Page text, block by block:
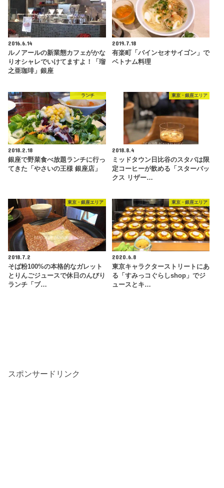
2016.6.14
ルノアールの新業態カフェがかな
りオシャレでいけてますよ！「瑠
之亜珈琲」銀座
2019.7.18
有楽町「バインセオサイゴン」で
ベトナム料理
ランチ
2018.2.18
銀座で野菜食べ放題ランチに行っ
てきた「やさいの王様 銀座店」
東京・銀座エリア
2018.8.4
ミッドタウン日比谷のスタバは限
定コーヒーが飲める「スターバッ
クス リザー…
東京・銀座エリア
2018.7.2
そば粉100%の本格的なガレット
とりんごジュースで休日のんびり
ランチ「ブ…
東京・銀座エリア
2020.6.8
東京キャラクターストリートにあ
る「すみっコぐらしshop」でジ
ュースとキ…
スポンサードリンク